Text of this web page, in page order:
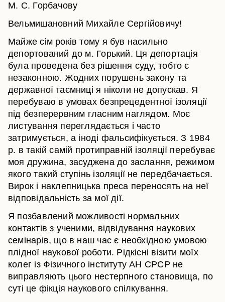
М. С. Горбачову
Вельмишановний Михайле Сергійовичу!
Майже сім років тому я був насильно
депортований до м. Горький. Ця депортація
була проведена без рішення суду, тобто є
незаконною. Жодних порушень закону та
державної таємниці я ніколи не допускав. Я
перебуваю в умовах безпрецедентної ізоляції
під безперервним гласним наглядом. Моє
листування переглядається і часто
затримується, а іноді фальсифікується. З 1984
р. в такій самій протиправній ізоляції перебуває
моя дружина, засуджена до заслання, режимом
якого такий ступінь ізоляції не передбачається.
Вирок і наклепницька преса переносять на неї
відповідальність за мої дії.
Я позбавлений можливості нормальних
контактів з ученими, відвідування наукових
семінарів, що в наш час є необхідною умовою
плідної наукової роботи. Рідкісні візити моїх
колег із Фізичного інституту АН СРСР не
виправляють цього нестерпного становища, по
суті це фікція наукового спілкування.